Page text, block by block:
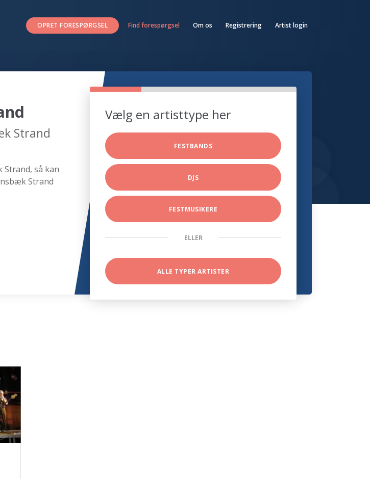
OPRET FORESPØRGSEL Find forespørgsel Om os Registrering Artist login
Strand
så kan
Strand
Vælg en artisttype her
FESTBANDS
DJS
FESTMUSIKERE
ELLER
ALLE TYPER ARTISTER